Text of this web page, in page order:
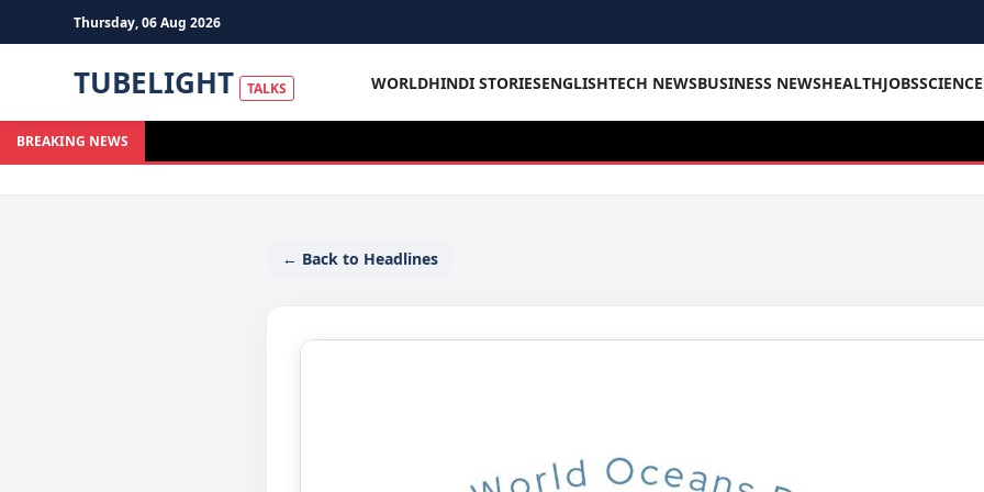
Thursday, 06 Aug 2026
TUBELIGHT TALKS WORLDHINDI STORIESENGLISHTECH NEWSBUSINESS NEWSHEALTHJOBS
BREAKING NEWS
← Back to Headlines